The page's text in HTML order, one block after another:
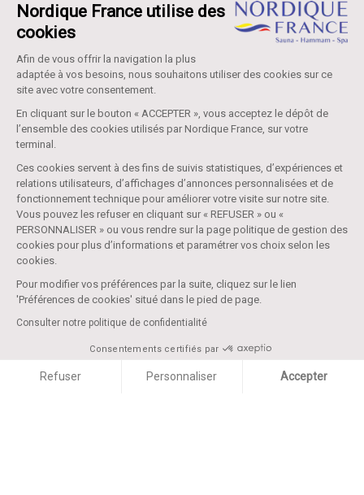
Nordique France utilise des
cookies
Afin de vous offrir la navigation la plus
adaptée à vos besoins, nous souhaitons utiliser des cookies sur ce
site avec votre consentement.
En cliquant sur le bouton « ACCEPTER », vous acceptez le dépôt de
l’ensemble des cookies utilisés par Nordique France, sur votre
terminal.
Ces cookies servent à des fins de suivis statistiques, d’expériences et
relations utilisateurs, d’affichages d’annonces personnalisées et de
fonctionnement technique pour améliorer votre visite sur notre site.
Vous pouvez les refuser en cliquant sur « REFUSER » ou «
PERSONNALISER » ou vous rendre sur la page politique de gestion des
cookies pour plus d’informations et paramétrer vos choix selon les
cookies.
Pour modifier vos préférences par la suite, cliquez sur le lien
'Préférences de cookies' situé dans le pied de page.
Consulter notre politique de confidentialité
Consentements certifiés par
Refuser Personnaliser Accepter